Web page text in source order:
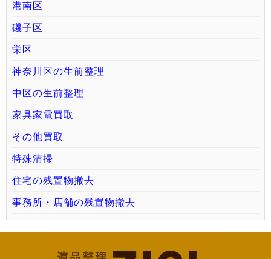
港南区
磯子区
栄区
神奈川区の生前整理
中区の生前整理
家具家電買取
その他買取
特殊清掃
住宅の残置物撤去
事務所・店舗の残置物撤去